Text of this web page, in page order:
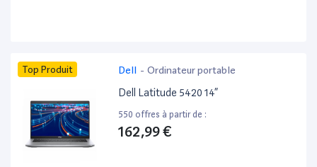
Top Produit Dell - Ordinateur portable
Dell Latitude 5420 14”
550 offres à partir de :
162,99 €